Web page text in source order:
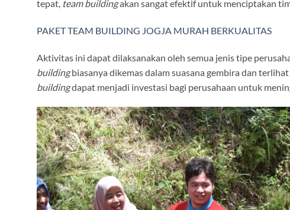
tepat, team buildingakan sangat efektif untuk menciptakan
PAKET TEAM BUILDING JOGJA MURAH BERKUALITAS
Aktivitas ini dapat dilaksanakan oleh semua jenis tipe
buildingbiasanya dikemas dalam suasana gembira dan
buildingdapat menjadi investasi bagi perusahaan untuk